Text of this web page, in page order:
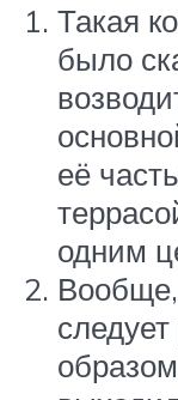
Такая
было
её
одним